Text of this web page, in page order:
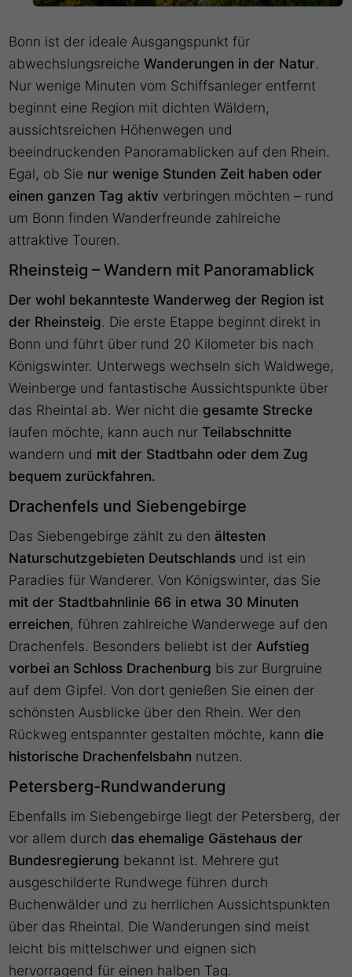
Bonn ist der ideale Ausgangspunkt für
abwechslungsreicheWanderungen in der Natur.
Nur wenige Minuten vom Schiffsanleger entfernt
beginnt eine Region mit dichten Wäldern,
aussichtsreichen Höhenwegen und
beeindruckenden Panoramablicken auf den Rhein.
Egal, ob Sie nur wenige Stunden Zeit haben oder
einen ganzen Tag aktiv verbringen möchten – rund
um Bonn finden Wanderfreunde zahlreiche
attraktive Touren.
Rheinsteig – Wandern mit Panoramablick
Der wohl bekannteste Wanderweg der Region ist
der Rheinsteig. Die erste Etappe beginnt direkt in
Bonn und führt über rund 20 Kilometer bis nach
Königswinter. Unterwegs wechseln sich Waldwege,
Weinberge und fantastische Aussichtspunkte über
das Rheintal ab. Wer nicht die gesamte Strecke
laufen möchte, kann auch nurTeilabschnitte
wandern und mit der Stadtbahn oder dem Zug
bequem zurückfahren.
Drachenfels und Siebengebirge
Das Siebengebirge zählt zu den ältesten
Naturschutzgebieten Deutschlands und ist ein
Paradies für Wanderer. Von Königswinter, das Sie
mit der Stadtbahnlinie 66 in etwa 30 Minuten
erreichen, führen zahlreiche Wanderwege auf den
Drachenfels. Besonders beliebt ist der Aufstieg
vorbei an Schloss Drachenburg bis zur Burgruine
auf dem Gipfel. Von dort genießen Sie einen der
schönsten Ausblicke über den Rhein. Wer den
Rückweg entspannter gestalten möchte, kann die
historische Drachenfelsbahn nutzen.
Petersberg-Rundwanderung
Ebenfalls im Siebengebirge liegt der Petersberg, der
vor allem durch das ehemalige Gästehaus der
Bundesregierung bekannt ist. Mehrere gut
ausgeschilderte Rundwege führen durch
Buchenwälder und zu herrlichen Aussichtspunkten
über das Rheintal. Die Wanderungen sind meist
leicht bis mittelschwer und eignen sich
hervorragend für einen halben Tag.